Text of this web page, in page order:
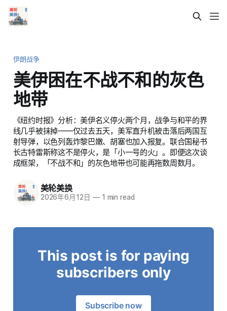
伊朗战争
美伊困在不战不和的灰色
地带
《纽约时报》分析：美伊名义停火两个月，战争与和平的界
线几乎被抹掉——仅过去五天，美军直升机被击落后两国互
射导弹，以色列轰炸黎巴嫩、胡塞也加入报复。联合国秘书
长古特雷斯称这不是停火，是「小一号的火」。即便这次谈
成框架，「不战不和」的灰色地带也可能再拖数周数月。
美轮美换
2026年6月12日 —1 min read
This post is for paying
subscribers only
Subscribe now